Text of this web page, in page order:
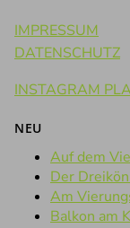
IMPRESSUM
DATENSCHUTZ
INSTAGRAM
NEU
Auf dem
Der
Am
Balkon am